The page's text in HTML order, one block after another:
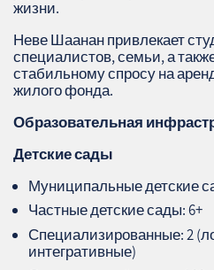
жизни.
Неве Шаанан привлекает
специалистов, семьи, а
стабильному спросу на
жилого фонда.
Образовательная
Детские сады
Муниципальные детские
Частные детские сады: 6+
Специализированные: 2
интегративные)